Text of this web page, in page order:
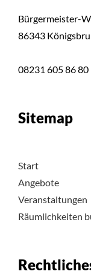
Bürgermeister-
86343
08231 605 86 80
Sitemap
Start
Angebote
Veranstaltungen
Räumlichkeiten